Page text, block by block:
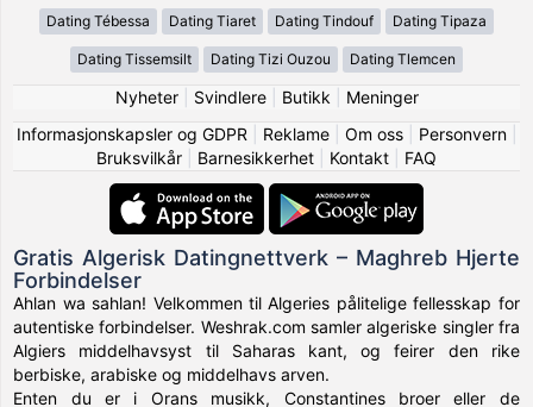
Dating Tébessa Dating Tiaret Dating Tindouf Dating Tipaza
Dating Tissemsilt Dating Tizi Ouzou Dating Tlemcen
Nyheter| Svindlere| Butikk
Meninger
Informasjonskapsler og GDPR
Reklame| Om oss| Personvern|
Bruksvilkår
Barnesikkerhet Kontakt FAQ
Gratis Algerisk Datingnettverk – Maghreb Hjerte
Forbindelser
Ahlan wa sahlan! Velkommen til Algeries pålitelige fellesskap for
autentiske forbindelser. Weshrak.com samler algeriske singler fra
Algiers middelhavsyst til Saharas kant, og feirer den rike
berbiske, arabiske og middelhavs arven.
Enten du er i Orans musikk, Constantines broer eller de